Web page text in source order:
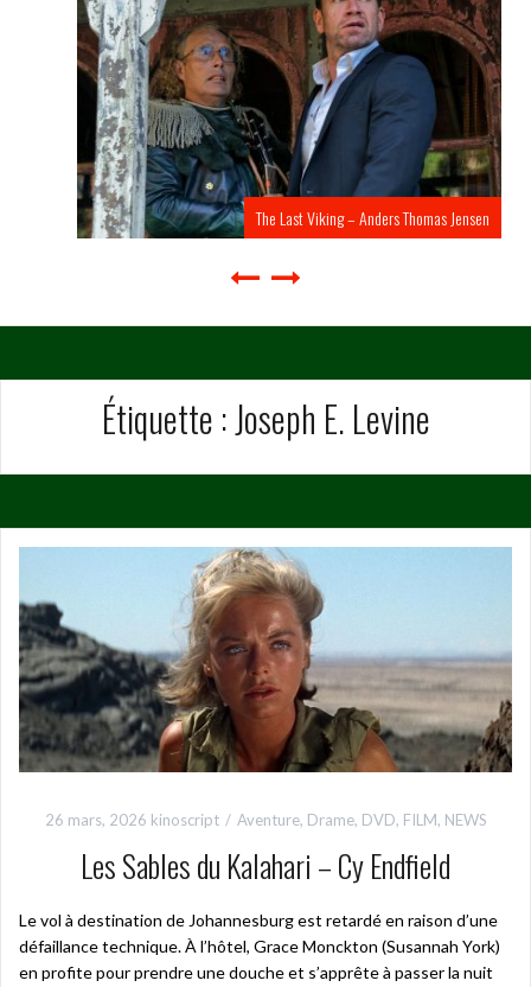
The Last Viking – Anders Thomas Jensen
Étiquette : Joseph E. Levine
26 mars, 2026 kinoscript Aventure, Drame, DVD, FILM, NEWS
Les Sables du Kalahari – Cy Endfield
Le vol à destination de Johannesburg est retardé en raison d’une
défaillance technique. À l’hôtel, Grace Monckton (Susannah York)
en profite pour prendre une douche et s’apprête à passer la nuit